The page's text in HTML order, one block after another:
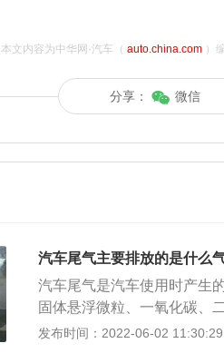
本文内容为中华网·汽车（ auto.china.com）
分享： 微信
汽车尾气主要排放的是什么
汽车尾气是汽车使用时产生
固体悬浮微粒、一氧化碳、
物等。 汽车污染已成为世界
发布时间：2022-06-02 11:30:29